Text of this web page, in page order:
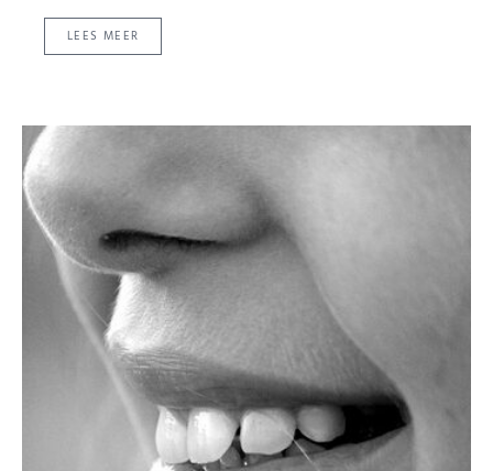
LEES MEER